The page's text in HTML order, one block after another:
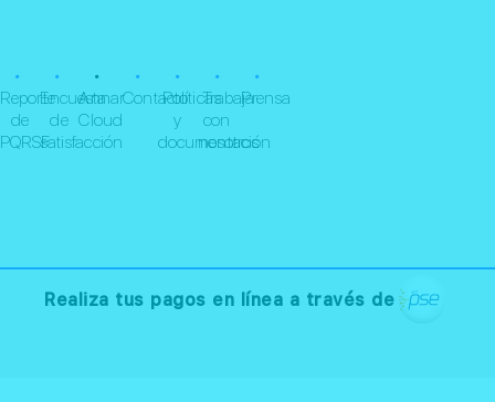
•
Reporte
de
PQRSF
•
Encuesta
de
satisfacción
•
Annar
Cloud
•
Contacto
•
Políticas
y
documentación
•
Trabaja
con
nosotros
•
Prensa
Realiza tus pagos en línea a través de